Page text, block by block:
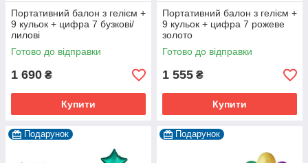
Портативний балон з гелієм +
9 кульок + цифра 7 бузкові/
лилові
Готово до відправки
1 690 ₴
Купити
Портативний балон з гелієм +
9 кульок + цифра 7 рожеве
золото
Готово до відправки
1 555 ₴
Купити
Подарунок Подарунок